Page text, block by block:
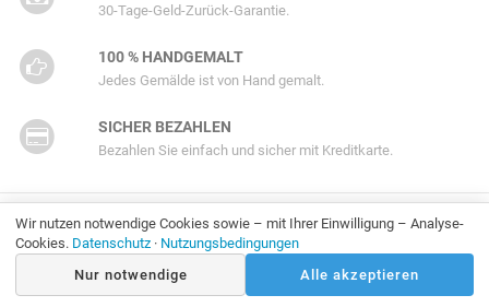
30-Tage-Geld-Zurück-Garantie.
100 % HANDGEMALT
Jedes Gemälde ist von Hand gemalt.
SICHER BEZAHLEN
Bezahlen Sie einfach und sicher mit Kreditkarte.
Ausgezeichnet
Basierend auf 175 Trustpilot-Bewertungen
Wir nutzen notwendige Cookies sowie – mit Ihrer Einwilligung – Analyse-
Cookies. Datenschutz · Nutzungsbedingungen
Nur notwendige
Alle akzeptieren